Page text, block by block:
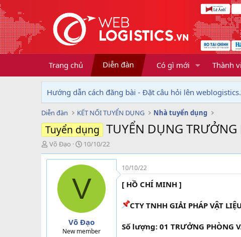
Trang chủ Diễn đàn Có gì mới Thành
Hướng dẫn cách đăng bài - Đặt câu hỏi lên
Diễn đàn KẾT NỐI TUYỂN DỤNG Nhà tuyển dụng
Tuyển dụng TUYỂN DỤNG
T
h
r
Võ Đạo
N
g
à
ử
i
10/10/22
V
Võ Đạo
New member
10/10/22
[ HỒ CHÍ MINH ]
CTY TNHH GIẢI PHÁP VẬT
Số lượng: 01 TRƯỞNG PHÒNG